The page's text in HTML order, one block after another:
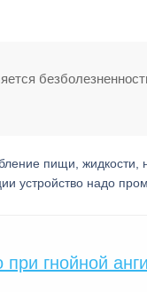
пищи, жидкости,
устройство надо
гнойной